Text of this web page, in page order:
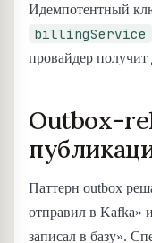
Идемпотентный
billingService
провайдер получит
Outbox-
Паттерн outbox
отправил в Kafka»
записал в базу».